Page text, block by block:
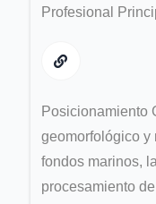
Profesional
Posicionamiento
geomorfológico y
fondos marinos,
procesamiento